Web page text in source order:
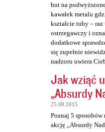
but na
kawałek metalu
kształcie tuby – raz
ostrzegawczy i
dodatkowe
się zupełnie
nadzoru uwiera
Jak wziąć
„Absurdy
25.08.2015
Poznaj 5 sposobów
akcję „Absurdy